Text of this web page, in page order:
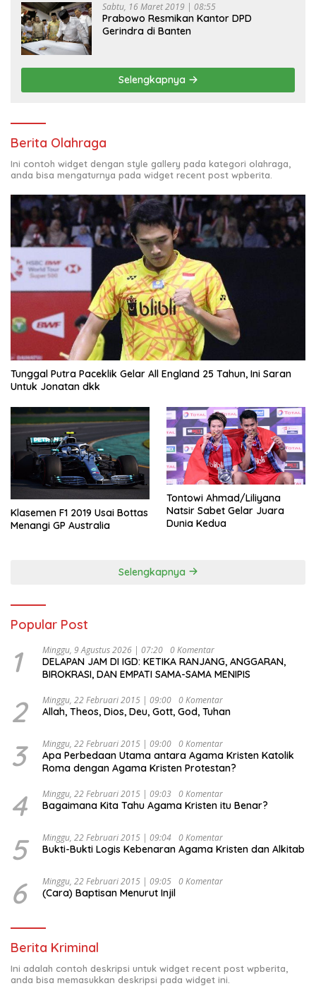
Sabtu, 16 Maret 2019 | 08:55
Prabowo Resmikan Kantor DPD
Gerindra di Banten
Selengkapnya
Berita Olahraga
Ini contoh widget dengan style gallery pada kategori olahraga,
anda bisa mengaturnya pada widget recent post wpberita.
Tunggal Putra Paceklik Gelar All England 25 Tahun, Ini Saran
Untuk Jonatan dkk
Klasemen F1 2019 Usai Bottas
Menangi GP Australia
Tontowi Ahmad/Liliyana
Natsir Sabet Gelar Juara
Dunia Kedua
Selengkapnya
Popular Post
1 Minggu, 9 Agustus 2026 | 07:20 0 Komentar
DELAPAN JAM DI IGD: KETIKA RANJANG, ANGGARAN,
BIROKRASI, DAN EMPATI SAMA-SAMA MENIPIS
2 Minggu, 22 Februari 2015 | 09:00 0 Komentar
Allah, Theos, Dios, Deu, Gott, God, Tuhan
3 Minggu, 22 Februari 2015 | 09:00 0 Komentar
Apa Perbedaan Utama antara Agama Kristen Katolik
Roma dengan Agama Kristen Protestan?
4 Minggu, 22 Februari 2015 | 09:03 0 Komentar
Bagaimana Kita Tahu Agama Kristen itu Benar?
5 Minggu, 22 Februari 2015 | 09:04 0 Komentar
Bukti-Bukti Logis Kebenaran Agama Kristen dan Alkitab
6 Minggu, 22 Februari 2015 | 09:05 0 Komentar
(Cara) Baptisan Menurut Injil
Berita Kriminal
Ini adalah contoh deskripsi untuk widget recent post wpberita,
anda bisa memasukkan deskripsi pada widget ini.